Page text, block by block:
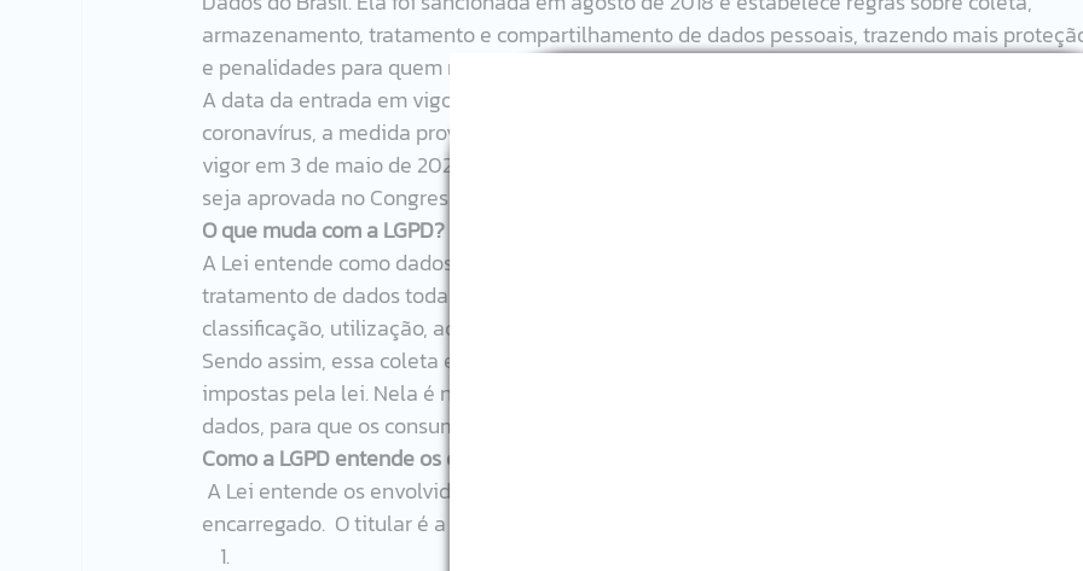
armazenamento, tratamento e compartilhamento de dados pessoais, trazendo mais
e penalidades para quem não a cumprir.
A data da entrada em vigor da LGPD no Brasil ainda não foi definida, mas em decorrência ao
coronavírus, a medida provisória 959/2020 define que a lei de proteção de dados entrará em
vigor em 3 de maio de 2021. Apesar disso, o prazo será efetivado caso a medida provisória
seja aprovada no Congresso Nacional.
O que muda com a LGPD?
A Lei entende como dados pessoais qualquer informação que esteja relacionada à pessoa, e
tratamento de dados toda operação que é realizada com os dados pessoais, como
classificação, utilização, acesso, armazenamento e outros.
Sendo assim, essa coleta e processamento de dados deve atentar-se às bases legais que são
impostas pela lei. Nela é necessária a obtenção do consentimento explícito pelo titular dos
dados, para que os consumidores escolham usar ou não os dados obtidos.
Como a LGPD entende os envolvidos?
encarregado.  O titular é a pessoa física, a quem se referem e fornecem os dados pessoais.